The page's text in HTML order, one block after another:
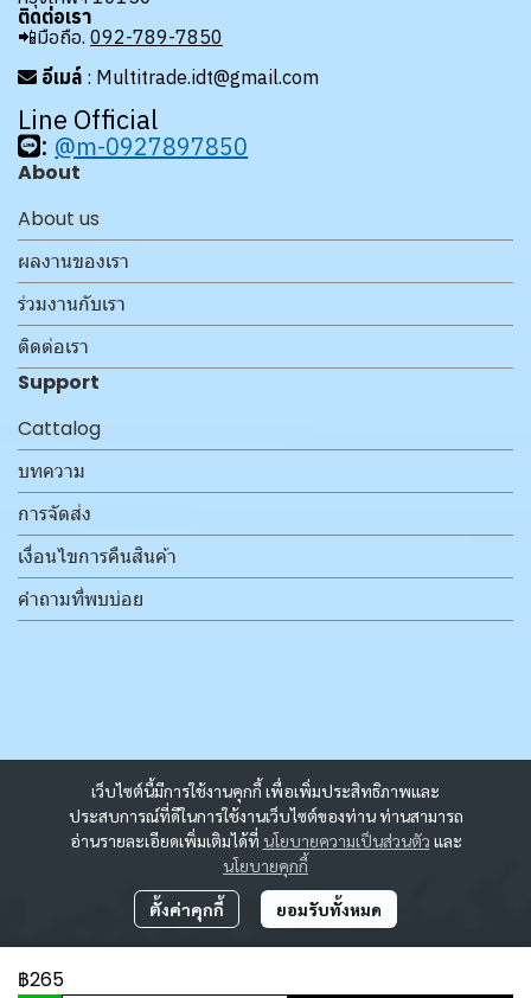
฿265
เว็บไซต์นี้มีการใช้งานคุกกี้ เพื่อเพิ่มประสิทธิภาพและ
ประสบการณ์ที่ดีในการใช้งานเว็บไซต์ของท่าน ท่านสามารถ
อ่านรายละเอียดเพิ่มเติมได้ที่ นโยบายความเป็นส่วนตัว และ
นโยบายคุกกี้
ตั้งค่าคุกกี้ ยอมรับทั้งหมด
ติดต่อเรา
📲มือถือ. 092-789-7850
อีเมล์ : Multitrade.idt@gmail.com
Line Official
: @m-0927897850
About
About us
ผลงานของเรา
ร่วมงานกับเรา
ติดต่อเรา
Support
Cattalog
บทความ
การจัดส่ง
เงื่อนไขการคืนสินค้า
คำถามที่พบบ่อย